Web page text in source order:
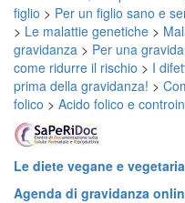
figlio > Per un figlio sano e
> Le malattie genetiche >
gravidanza > Per una
come ridurre il rischio > I
prima della gravidanza! >
folico > Acido folico e
Le diete vegane e
Agenda di gravidanza